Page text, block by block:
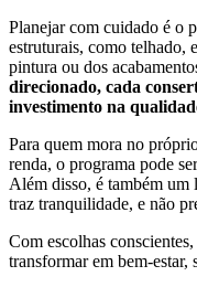
Planejar com cuidado é o
estruturais, como telhado,
pintura ou dos
direcionado, cada
investimento na
Para quem mora no
renda, o programa pode
Além disso, é também um
traz tranquilidade, e não
Com escolhas
transformar em bem-estar,